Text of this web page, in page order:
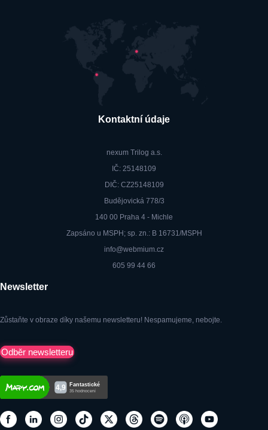
Kontaktní údaje
nexum Trilog a.s.
IČ: 25148109
DIČ: CZ25148109
Budějovická 778/3
140 00 Praha 4 - Michle
Zapsáno u MSPH; sp. zn.: B 16731/MSPH
info@webmium.cz
605 99 44 66
Newsletter
Zůstaňte v obraze díky našemu newsletteru! Nespamujeme, nebojte.
Odběr newsletteru